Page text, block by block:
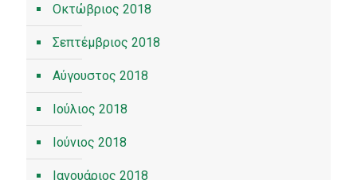
Οκτώβριος 2018
Σεπτέμβριος 2018
Αύγουστος 2018
Ιούλιος 2018
Ιούνιος 2018
Ιανουάριος 2018